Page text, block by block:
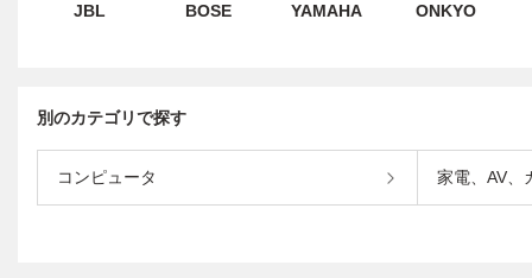
JBL BOSE YAMAHA ONKYO
別のカテゴリで探す
コンピュータ 家電、AV、